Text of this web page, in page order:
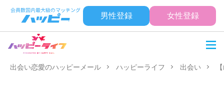
男性登録 女性登録
出会い恋愛のハッピーメール ハッピーライフ 出会い